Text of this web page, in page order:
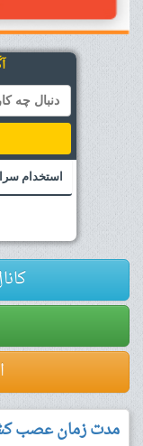
استخدام
مدت زمان عصب